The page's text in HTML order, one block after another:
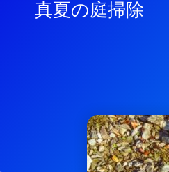
真夏の庭掃除